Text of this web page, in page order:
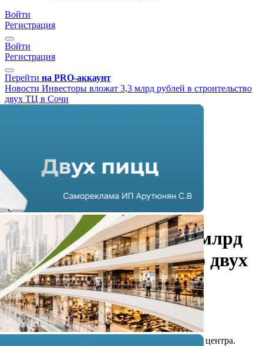
Войти
Регистрация
Войти
Регистрация
Перейти на PRO-аккаунт
Новости Инвесторы вложат 3,3 млрд рублей в строительство
двух ТЦ в Сочи
Инвесторы вложат 3,3 млрд
рублей в строительство двух
ТЦ в Сочи
20.06.2023 г. в 13:01
1 мин
К концу 2026 года в Сочи появятся два торговых центра.